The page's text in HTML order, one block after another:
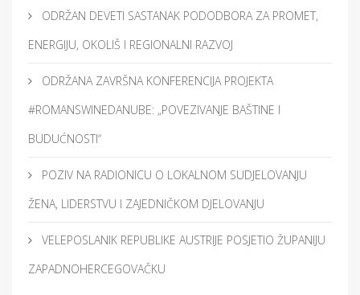
ODRŽAN DEVETI SASTANAK PODODBORA ZA PROMET,
ENERGIJU, OKOLIŠ I REGIONALNI RAZVOJ
ODRŽANA ZAVRŠNA KONFERENCIJA PROJEKTA
#ROMANSWINEDANUBE: „POVEZIVANJE BAŠTINE I
BUDUĆNOSTI“
POZIV NA RADIONICU O LOKALNOM SUDJELOVANJU
ŽENA, LIDERSTVU I ZAJEDNIČKOM DJELOVANJU
VELEPOSLANIK REPUBLIKE AUSTRIJE POSJETIO ŽUPANIJU
ZAPADNOHERCEGOVAČKU